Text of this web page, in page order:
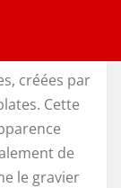
créées par
Cette
de
le gravier